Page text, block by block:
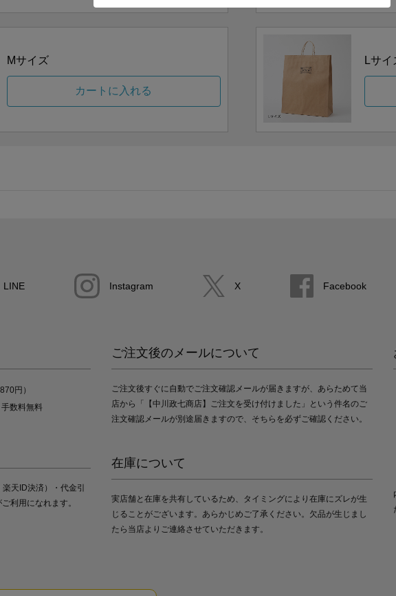
Mサイズ
カートに入れる
Lサイ
LINE Instagram X Facebook
円）
数料無料
天ID決済）・代金引
利用になれます。
ご注文後のメールについて
ご注文後すぐに自動でご注文確認メールが届きますが、あらためて当
店から「【中川政七商店】ご注文を受け付けました」という件名のご
注文確認メールが別途届きますので、そちらを必ずご確認ください。
在庫について
実店舗と在庫を共有しているため、タイミングにより在庫にズレが生
じることがございます。あらかじめご了承ください。欠品が生じまし
たら当店よりご連絡させていただきます。